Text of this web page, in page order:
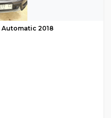
Automatic 2018